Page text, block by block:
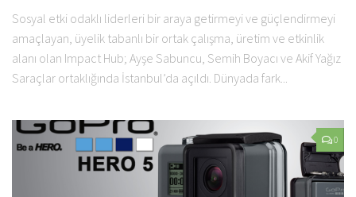
Sosyal etki odaklı liderleri bir araya getirmeyi ve güçlendirmeyi
amaçlayan, üyelik tabanlı bir ortak çalışma, üretim ve etkinlik
alanı olan Impact Hub; Ayşe Sabuncu, Semih Boyacı ve Akif Yağız
Saraçlar ortaklığında İstanbul’da açıldı. Dünyada fark...
0